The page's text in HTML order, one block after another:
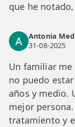
que he
Antonia
31-08-2025
Un familiar me
no puedo
años y medio.
mejor
tratamiento y